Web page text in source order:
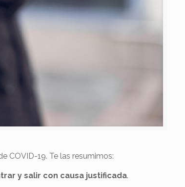
COVID-19. Te las resumimos:
y salir con causa justificada.